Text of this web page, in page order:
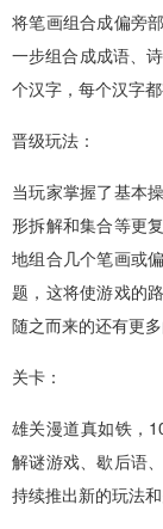
将笔画组合成偏旁
一步组合成成语、
个汉字，每个汉字
晋级玩法：
当玩家掌握了基本
形拆解和集合等更
地组合几个笔画或
题，这将使游戏的
随之而来的还有更多
关卡：
雄关漫道真如铁，
解谜游戏、歇后语
持续推出新的玩法